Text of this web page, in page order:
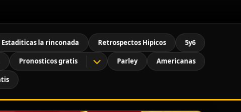
Estaditicas la rinconada Retrospectos Hipicos 5y6
Pronosticos gratis Parley Americanas